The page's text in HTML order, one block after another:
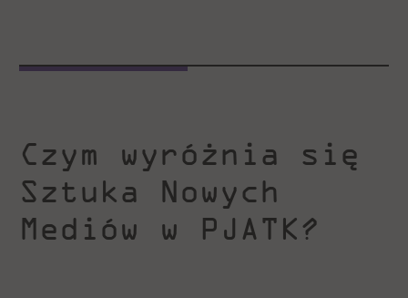
Czym wyróżnia się
Sztuka Nowych
Mediów w PJATK?